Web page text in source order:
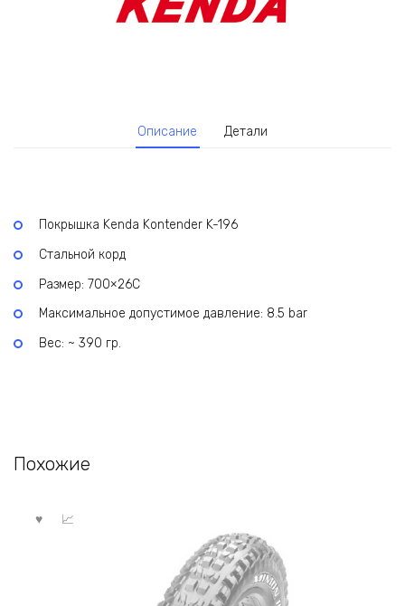
Описание Детали
Покрышка Kenda Kontender K-196
Стальной корд
Размер: 700×26С
Максимальное допустимое давление: 8.5 bar
Вес: ~ 390 гр.
Похожие